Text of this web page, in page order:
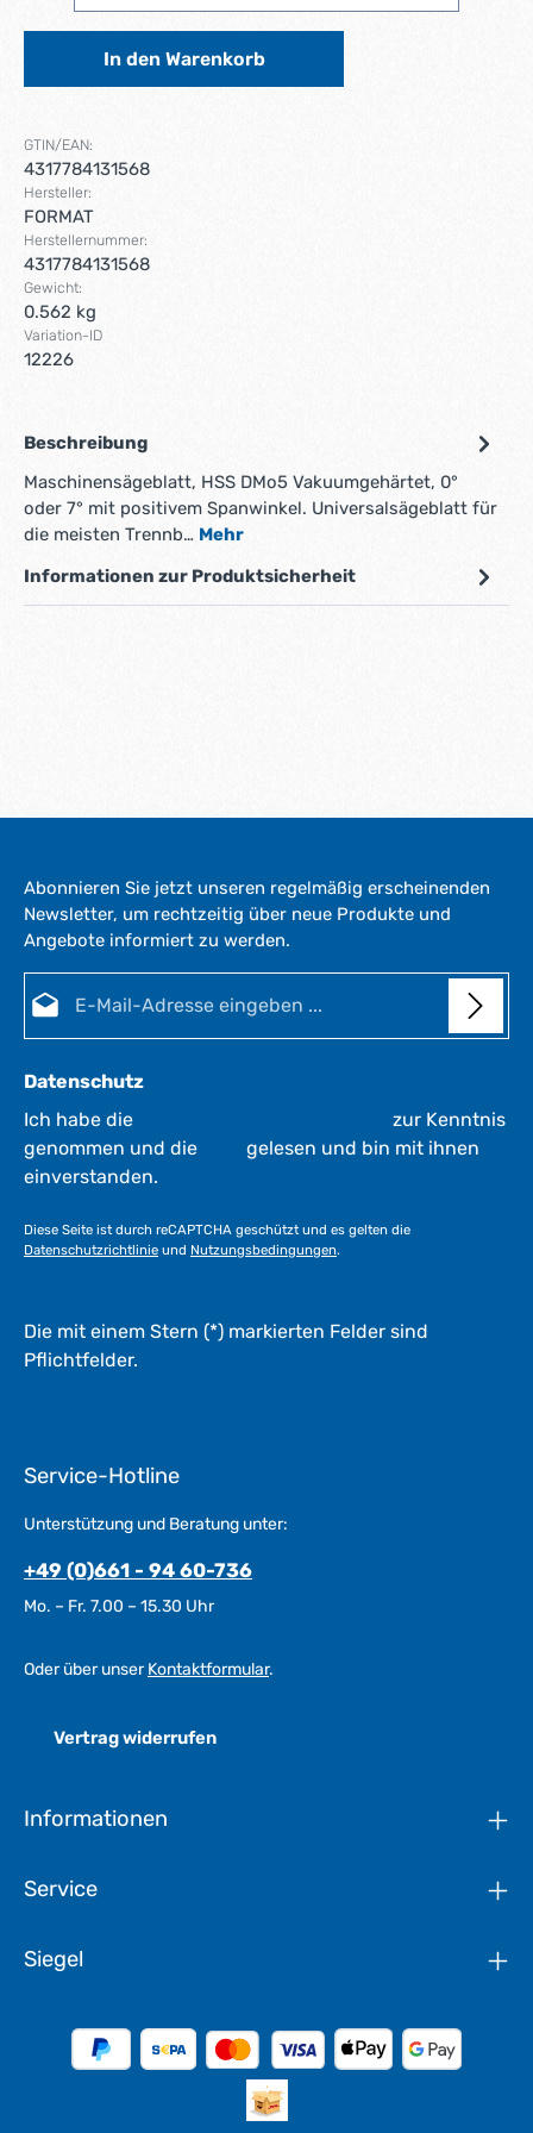
In den Warenkorb
GTIN/EAN:
4317784131568
Hersteller:
FORMAT
Herstellernummer:
4317784131568
Gewicht:
0.562 kg
Variation-ID
12226
Beschreibung
Maschinensägeblatt, HSS DMo5 Vakuumgehärtet, 0°
oder 7° mit positivem Spanwinkel. Universalsägeblatt für
die meisten Trennb… Mehr
Informationen zur Produktsicherheit
Abonnieren Sie jetzt unseren regelmäßig erscheinenden
Newsletter, um rechtzeitig über neue Produkte und
Angebote informiert zu werden.
Datenschutz
Ich habe die
zur Kenntnis
genommen und die
gelesen und bin mit ihnen
einverstanden.
Diese Seite ist durch reCAPTCHA geschützt und es gelten die
Datenschutzrichtlinie und Nutzungsbedingungen.
Die mit einem Stern (*) markierten Felder sind
Pflichtfelder.
Service-Hotline
Unterstützung und Beratung unter:
+49 (0)661 - 94 60-736
Mo. – Fr. 7.00 – 15.30 Uhr
Oder über unserKontaktformular.
Vertrag widerrufen
Informationen
Service
Siegel